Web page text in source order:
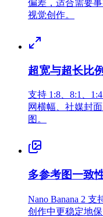
偏差，适合需要
视觉创作。
超宽与超长比
支持 1:8、8:1、
网横幅、社媒封
图。
多参考图一致
Nano Banana 2
创作中更稳定地